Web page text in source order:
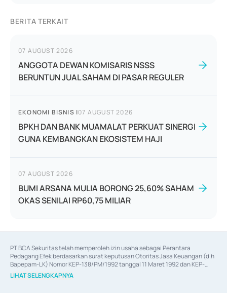
BERITA TERKAIT
07 AUGUST 2026
ANGGOTA DEWAN KOMISARIS NSSS
BERUNTUN JUAL SAHAM DI PASAR REGULER
EKONOMI BISNIS |07 AUGUST 2026
BPKH DAN BANK MUAMALAT PERKUAT SINERGI
GUNA KEMBANGKAN EKOSISTEM HAJI
07 AUGUST 2026
BUMI ARSANA MULIA BORONG 25,60% SAHAM
OKAS SENILAI RP60,75 MILIAR
PT BCA Sekuritas telah memperoleh izin usaha sebagai Perantara
Pedagang Efek berdasarkan surat keputusan Otoritas Jasa Keuangan (d.h
Bapepam-LK) Nomor KEP-138/PM/1992 tanggal 11 Maret 1992 dan KEP-
06/D.04/2014 tanggal 28 Februari 2014, izin usaha sebagai Penjamin Emisi
Efek berdasarkan surat keputusan Otoritas Jasa Keuangan Nomor KEP-
LIHAT SELENGKAPNYA